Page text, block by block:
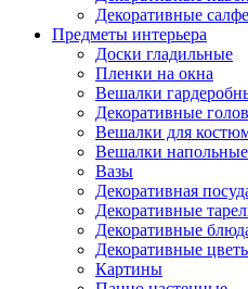
Декоративные
Предметы интерьера
Доски гладильные
Пленки на окна
Вешалки
Декоративные
Вешалки для
Вешалки напольные
Вазы
Декоративная
Декоративные
Декоративные
Декоративные
Картины